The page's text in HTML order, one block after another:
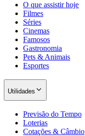
O que assistir hoje
Filmes
Séries
Cinemas
Famosos
Gastronomia
Pets & Animais
Esportes
Utilidades
Previsão do Tempo
Loterias
Cotações & Câmbio